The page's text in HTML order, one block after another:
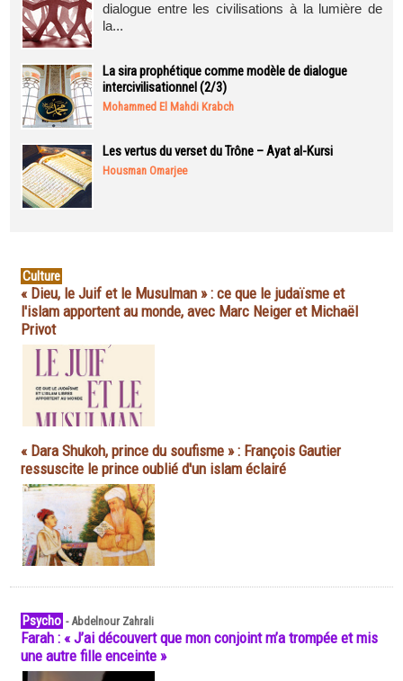
dialogue entre les civilisations à la lumière de
la...
La sira prophétique comme modèle de dialogue
intercivilisationnel (2/3)
Mohammed El Mahdi Krabch
Les vertus du verset du Trône – Ayat al-Kursi
Housman Omarjee
Culture
« Dieu, le Juif et le Musulman » : ce que le judaïsme et
l'islam apportent au monde, avec Marc Neiger et Michaël
Privot
« Dara Shukoh, prince du soufisme » : François Gautier
ressuscite le prince oublié d'un islam éclairé
Psycho -Abdelnour Zahrali
Farah : « J’ai découvert que mon conjoint m’a trompée et mis
une autre fille enceinte »